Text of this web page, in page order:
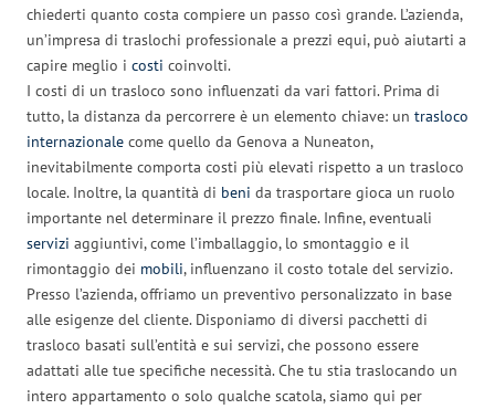
chiederti quanto costa compiere un passo così grande. L’azienda,
un’impresa di traslochi professionale a prezzi equi, può aiutarti a
capire meglio i costi coinvolti.
I costi di un trasloco sono influenzati da vari fattori. Prima di
tutto, la distanza da percorrere è un elemento chiave: un trasloco
internazionale come quello da Genova a Nuneaton,
inevitabilmente comporta costi più elevati rispetto a un trasloco
locale. Inoltre, la quantità di beni da trasportare gioca un ruolo
importante nel determinare il prezzo finale. Infine, eventuali
servizi aggiuntivi, come l’imballaggio, lo smontaggio e il
rimontaggio dei mobili, influenzano il costo totale del servizio.
Presso l’azienda, offriamo un preventivo personalizzato in base
alle esigenze del cliente. Disponiamo di diversi pacchetti di
trasloco basati sull’entità e sui servizi, che possono essere
adattati alle tue specifiche necessità. Che tu stia traslocando un
intero appartamento o solo qualche scatola, siamo qui per